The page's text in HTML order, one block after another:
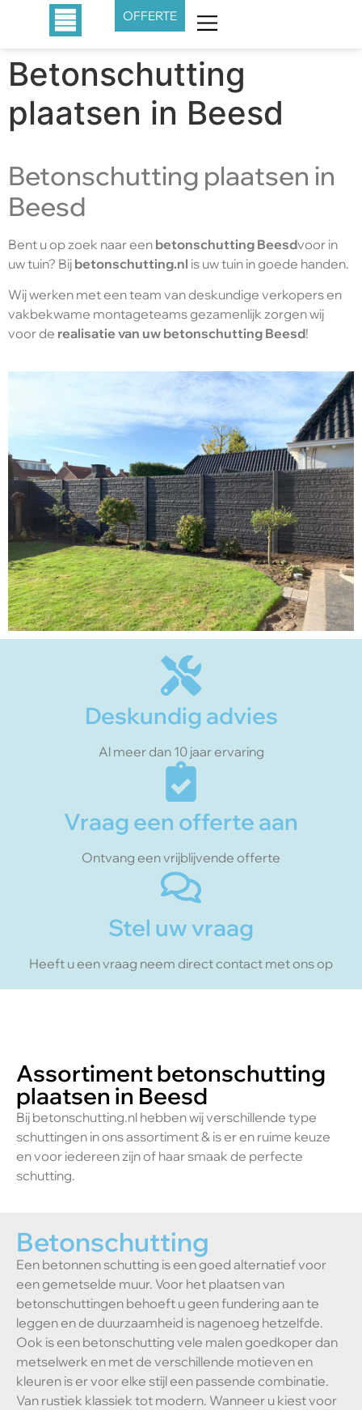
OFFERTE
Betonschutting
plaatsen in Beesd
Betonschutting plaatsen in
Beesd
Bent u op zoek naar een betonschutting Beesdvoor in
uw tuin? Bij betonschutting.nl is uw tuin in goede handen.
Wij werken met een team van deskundige verkopers en
vakbekwame montageteams gezamenlijk zorgen wij
voor de realisatie van uw betonschutting Beesd!
Deskundig advies
Al meer dan 10 jaar ervaring
Vraag een offerte aan
Ontvang een vrijblijvende offerte
Stel uw vraag
Heeft u een vraag neem direct contact met ons op
Assortiment betonschutting
plaatsen in Beesd
Bij betonschutting.nl hebben wij verschillende type
schuttingen in ons assortiment & is er en ruime keuze
en voor iedereen zijn of haar smaak de perfecte
schutting.
Betonschutting
Een betonnen schutting is een goed alternatief voor
een gemetselde muur. Voor het plaatsen van
betonschuttingen behoeft u geen fundering aan te
leggen en de duurzaamheid is nagenoeg hetzelfde.
Ook is een betonschutting vele malen goedkoper dan
metselwerk en met de verschillende motieven en
kleuren is er voor elke stijl een passende combinatie.
Van rustiek klassiek tot modern. Wanneer u kiest voor